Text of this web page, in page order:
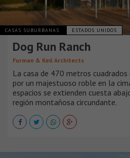
CASAS SUBURBANAS ESTADOS UNIDOS
Dog Run Ranch
Furman & Keil Architects
La casa de 470 metros
por un majestuoso roble en la
espacios se extienden cuesta
región montañosa circundante.